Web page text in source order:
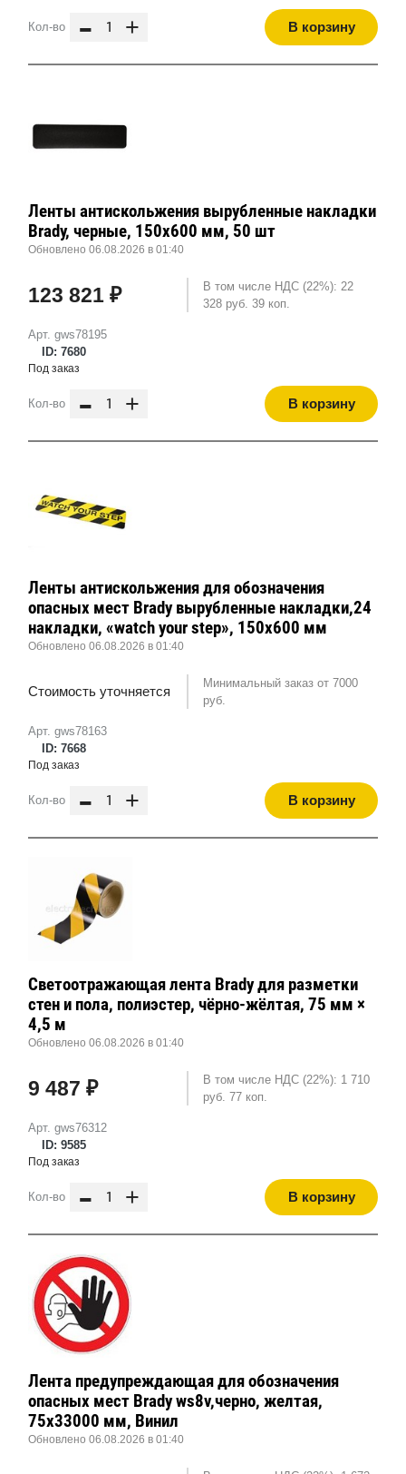
Кол-во - + В корзину
Арт. gws78195
ID: 7680
Ленты антискольжения вырубленные накладки
Brady, черные, 150x600 мм, 50 шт
Обновлено 06.08.2026 в 01:40
123 821 ₽
В том числе НДС (22%): 22
328 руб. 39 коп.
Под заказ
Кол-во - + В корзину
Арт. gws78163
ID: 7668
Ленты антискольжения для обозначения
опасных мест Brady вырубленные накладки,24
накладки, «watch your step», 150x600 мм
Обновлено 06.08.2026 в 01:40
Стоимость уточняется
Минимальный заказ от 7000
руб.
Под заказ
Кол-во - + В корзину
Арт. gws76312
ID: 9585
Cветоотражающая лента Brady для разметки
стен и пола, полиэстер, чёрно-жёлтая, 75 мм ×
4,5 м
Обновлено 06.08.2026 в 01:40
9 487 ₽
В том числе НДС (22%): 1 710
руб. 77 коп.
Под заказ
Кол-во - + В корзину
Лента предупреждающая для обозначения
опасных мест Brady ws8v,черно, желтая,
75x33000 мм, Винил
Обновлено 06.08.2026 в 01:40